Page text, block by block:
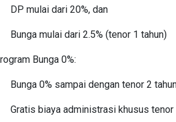
DP mulai dari 20%, dan
Bunga mulai dari 2.5% (tenor 1 tahun)
Bunga 0%:
Bunga 0% sampai dengan tenor 2
Gratis biaya administrasi khusus tenor